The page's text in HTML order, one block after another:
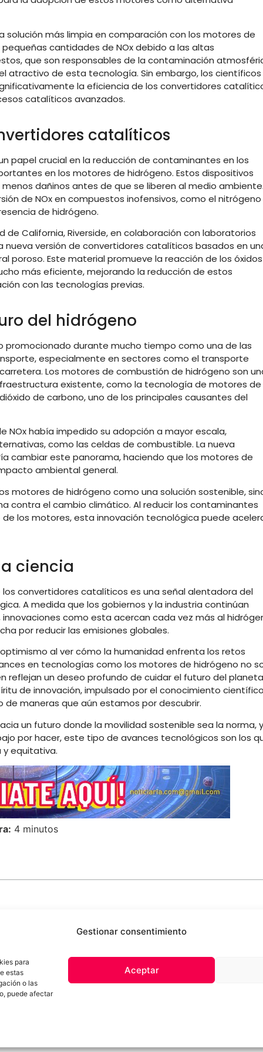
Gestionar consentimiento
para
estas
o las
puede afectar
Aceptar
solución más limpia en comparación con los motores de
cantidades de NOx debido a las altas
que son responsables de la contaminación
atractivo de esta tecnología. Sin embargo, los científicos
la eficiencia de los convertidores
catalíticos avanzados.
catalíticos
papel crucial en la reducción de contaminantes en los
en los motores de hidrógeno. Estos dispositivos
dañinos antes de que se liberen al medio ambiente.
de NOx en compuestos inofensivos, como el nitrógeno
de hidrógeno.
de California, Riverside, en colaboración con laboratorios
nueva versión de convertidores catalíticos basados en
poroso. Este material promueve la reacción de los óxidos
más eficiente, mejorando la reducción de estos
con las tecnologías previas.
del hidrógeno
promocionado durante mucho tiempo como una de las
especialmente en sectores como el transporte
Los motores de combustión de hidrógeno son
existente, como la tecnología de motores de
de carbono, uno de los principales causantes del
NOx había impedido su adopción a mayor escala,
como las celdas de combustible. La nueva
cambiar este panorama, haciendo que los motores de
ambiental general.
motores de hidrógeno como una solución sostenible,
contra el cambio climático. Al reducir los contaminantes
los motores, esta innovación tecnológica puede
ciencia
convertidores catalíticos es una señal alentadora del
A medida que los gobiernos y la industria continúan
como esta acercan cada vez más al
por reducir las emisiones globales.
al ver cómo la humanidad enfrenta los retos
en tecnologías como los motores de hidrógeno no
reflejan un deseo profundo de cuidar el futuro del planeta
de innovación, impulsado por el conocimiento
maneras que aún estamos por descubrir.
un futuro donde la movilidad sostenible sea la norma, y
por hacer, este tipo de avances tecnológicos son los
y equitativa.
4 minutos
privacidad Términos y Condiciones Aviso Sobre el Uso de IA